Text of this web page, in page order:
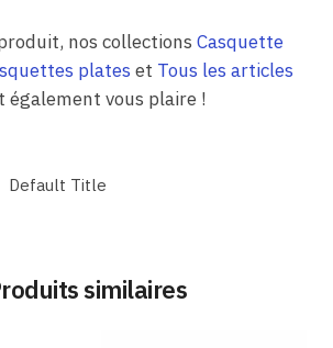
nos collections Casquette
plates et Tous les articles
également vous plaire !
Default Title
similaires